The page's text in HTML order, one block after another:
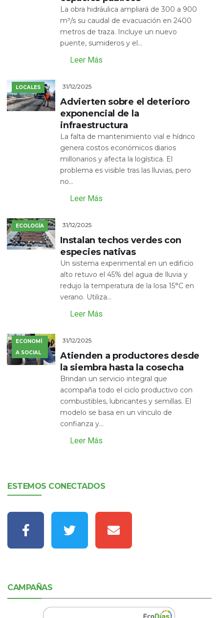
La obra hidráulica ampliará de 300 a 900
m³/s su caudal de evacuación en 2400
metros de traza. Incluye un nuevo
puente, sumideros y el...
Leer Más
LOCALES 31/12/2025
Advierten sobre el deterioro
exponencial de la
infraestructura
La falta de mantenimiento vial e hídrico
genera costos económicos diarios
millonarios y afecta la logística. El
problema es visible tras las lluvias, pero
no...
Leer Más
ECOLOGÍA 31/12/2025
Instalan techos verdes con
especies nativas
Un sistema experimental en un edificio
alto retuvo el 45% del agua de lluvia y
redujo la temperatura de la losa 15°C en
verano. Utiliza...
Leer Más
ECONOMÍ
A SOCIAL
31/12/2025
Atienden a productores desde
la siembra hasta la cosecha
Brindan un servicio integral que
acompaña todo el ciclo productivo con
combustibles, lubricantes y semillas. El
modelo se basa en un vínculo de
confianza y...
Leer Más
ESTEMOS CONECTADOS
CAMPAÑAS